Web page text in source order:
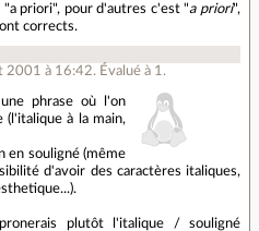
priori", pour d'autres c'est "a priori",
corrects.
2001 à 16:42. Évalué à 1 .
phrase où l'on
à la main,
en souligné (même
d'avoir des caractères italiques,
plutôt l'italique / souligné